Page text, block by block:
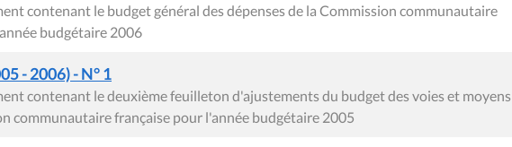
contenant le budget général des dépenses de la Commission communautaire
budgétaire 2006
- 2006) - N° 1
contenant le deuxième feuilleton d'ajustements du budget des voies et moyens
communautaire française pour l'année budgétaire 2005